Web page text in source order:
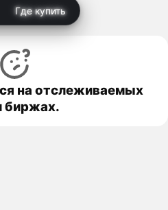
Где купить
на отслеживаемых
биржах.